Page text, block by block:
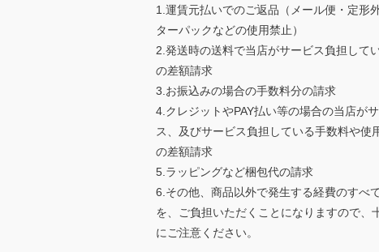
1.運賃元払いでのご返品（メール便・定形
ターパックなどの使用禁止）
2.発送時の送料で当店がサービス負担して
の差額請求
3.お振込みの場合の手数料分の請求
4.クレジットやPAY払い等の場合の当店が
ス、及びサービス負担している手数料や使
の差額請求
5.ラッピングなど梱包代の請求
6.その他、商品以外で発生する経費のすべて
を、ご負担いただくことになりますので、
にご注意ください。